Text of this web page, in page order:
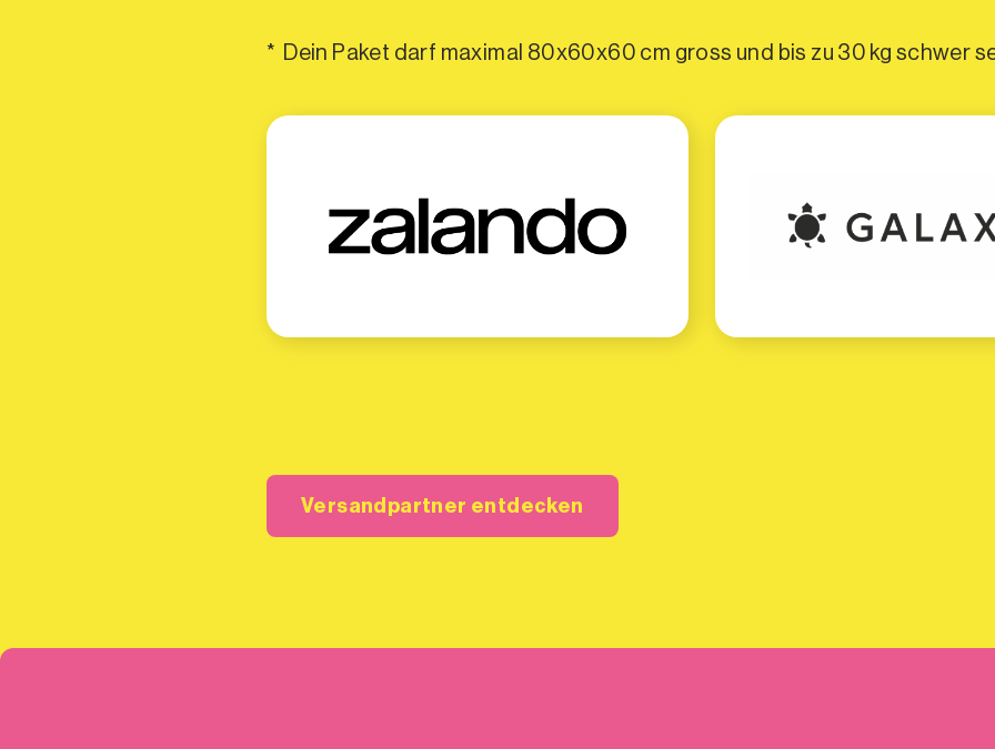
* Dein Paket darf maximal 80x60x60 cm gross und bis zu 30 kg schwer
Versandpartner entdecken